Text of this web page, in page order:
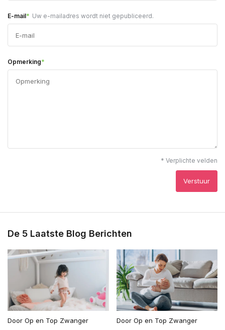
E-mail* Uw e-mailadres wordt niet gepubliceerd.
Opmerking*
* Verplichte velden
Verstuur
De 5 Laatste Blog Berichten
Door Op en Top Zwanger
Door Op en Top Zwanger